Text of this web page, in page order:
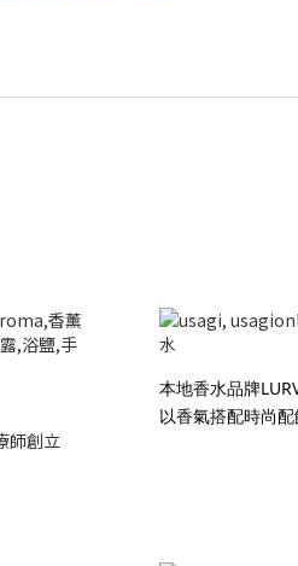
師創立
本地香水品牌
以香氣搭配時尚